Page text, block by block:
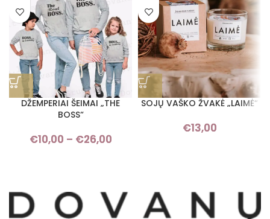
DŽEMPERIAI ŠEIMAI „THE
BOSS“
€10,00 – €26,00
SOJŲ VAŠKO ŽVAKĖ „LAIMĖ“
€13,00